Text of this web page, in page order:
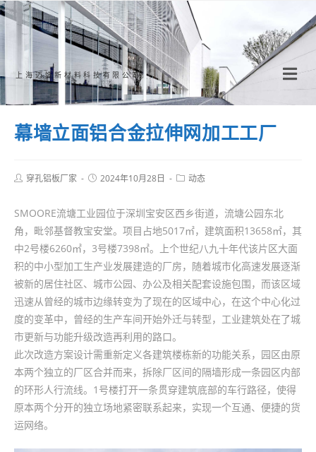
Skip
上海迈饰新材料科技有限公司
幕墙立面铝合金拉伸网加工工厂
Post穿孔铝板厂家
Post2024年10月28日
Post动态
SMOORE流塘工业园位于深圳宝安区西乡街道，流塘公园东北
角，毗邻基督教宝安堂。项目占地5017㎡，建筑面积13658㎡，其
中2号楼6260㎡，3号楼7398㎡。上个世纪八九十年代该片区大面
积的中小型加工生产业发展建造的厂房，随着城市化高速发展逐渐
被新的居住社区、城市公园、办公及相关配套设施包围，而该区域
迅速从曾经的城市边缘转变为了现在的区域中心，在这个中心化过
度的变革中，曾经的生产车间开始外迁与转型，工业建筑处在了城
市更新与功能升级改造再利用的路口。
此次改造方案设计需重新定义各建筑楼栋新的功能关系，园区由原
本两个独立的厂区合并而来，拆除厂区间的隔墙形成一条园区内部
的环形人行流线。1号楼打开一条贯穿建筑底部的车行路径，使得
原本两个分开的独立场地紧密联系起来，实现一个互通、便捷的货
运网络。